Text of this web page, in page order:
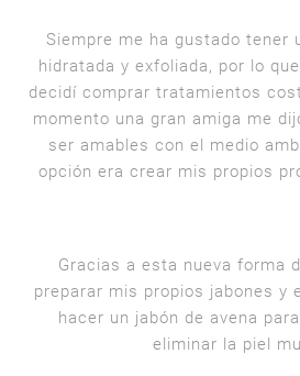
Siempre me ha gustado tener
hidratada y exfoliada, por lo
decidí comprar tratamientos
momento una gran amiga me
ser amables con el medio
opción era crear mis propios
Gracias a esta nueva forma
preparar mis propios jabones y
hacer un jabón de avena
eliminar la piel